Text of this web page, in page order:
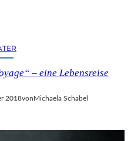
– eine Lebensreise
2018vonMichaela Schabel